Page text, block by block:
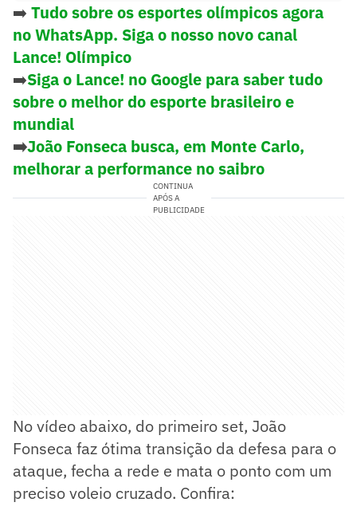
➡️ Tudo sobre os esportes olímpicos agora
no WhatsApp. Siga o nosso novo canal
Lance! Olímpico
➡️Siga o Lance! no Google para saber tudo
sobre o melhor do esporte brasileiro e
mundial
➡️João Fonseca busca, em Monte Carlo,
melhorar a performance no saibro
CONTINUA
APÓS A
PUBLICIDADE
No vídeo abaixo, do primeiro set, João
Fonseca faz ótima transição da defesa para o
ataque, fecha a rede e mata o ponto com um
preciso voleio cruzado. Confira: